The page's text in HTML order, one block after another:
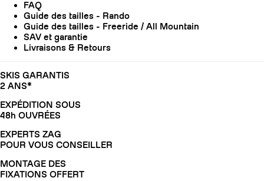
FAQ
Guide des tailles - Rando
Guide des tailles - Freeride / All Mountain
SAV et garantie
Livraisons & Retours
SKIS GARANTIS
2 ANS*
EXPÉDITION SOUS
48h OUVRÉES
EXPERTS ZAG
POUR VOUS CONSEILLER
MONTAGE DES
FIXATIONS OFFERT